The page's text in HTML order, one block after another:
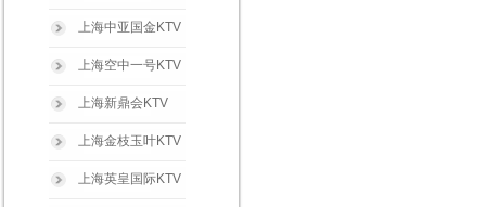
上海中亚国金KTV
上海空中一号KTV
上海新鼎会KTV
上海金枝玉叶KTV
上海英皇国际KTV